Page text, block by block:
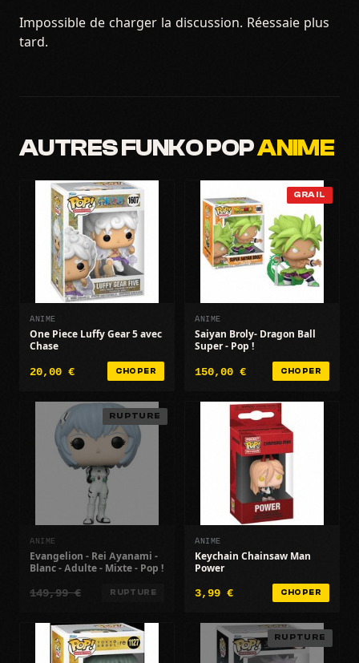
Impossible de charger la discussion. Réessaie plus
tard.
AUTRES FUNKO POPANIME
ANIME
One Piece Luffy Gear 5 avec
Chase
20,00 € CHOPER
GRAIL
ANIME
Saiyan Broly- Dragon Ball
Super - Pop !
150,00 € CHOPER
RUPTURE
ANIME
Evangelion - Rei Ayanami -
Blanc - Adulte - Mixte - Pop !
149,99 € RUPTURE
ANIME
Keychain Chainsaw Man
Power
3,99 € CHOPER
RUPTURE